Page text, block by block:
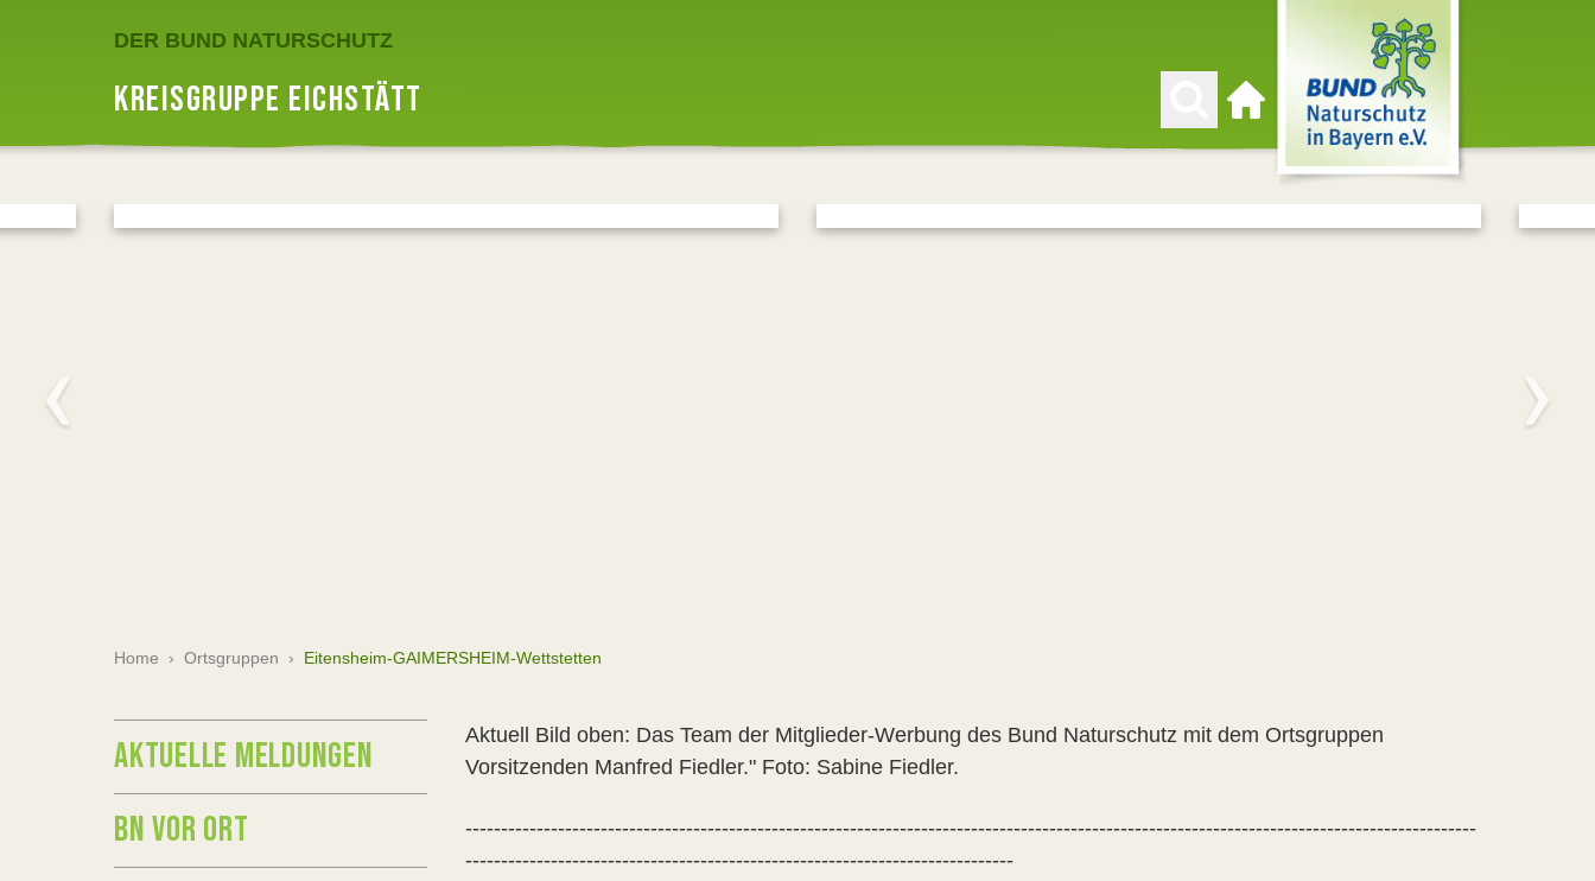
DER BUND NATURSCHUTZ
KREISGRUPPE EICHSTÄTT
Zur Startseite
Home › Ortsgruppen › Eitensheim-GAIMERSHEIM-Wettstetten
Aktuell Bild oben: Das Team der Mitglieder-Werbung des Bund Naturschutz mit dem Ortsgruppen
Vorsitzenden Manfred Fiedler." Foto: Sabine Fiedler.
----------------------------------------------------------------------------------------------------------------------------------------------
-----------------------------------------------------------------------------
AKTUELLE MELDUNGEN
BN VOR ORT